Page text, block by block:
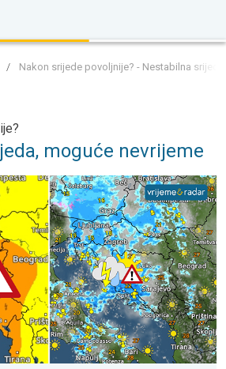
/ Nakon srijede povoljnije? - Nestabilna
moguće nevrijeme